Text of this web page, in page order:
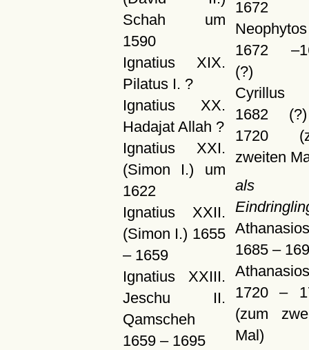
Schah um
1590
Ignatius XIX.
Pilatus I. ?
Ignatius XX.
Hadajat Allah ?
Ignatius XXI.
(Simon I.) um
1622
Ignatius XXII.
(Simon I.) 1655
– 1659
Ignatius XXIII.
Jeschu II.
Qamscheh
1659 – 1695
1672
Neophytos
1672
(?)
1682
1720
zweiten
als
1685 –
1720 –
(zum
Mal)